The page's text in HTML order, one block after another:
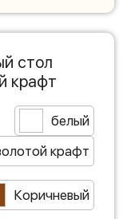
стол
крафт
белый
крафт
Коричневый